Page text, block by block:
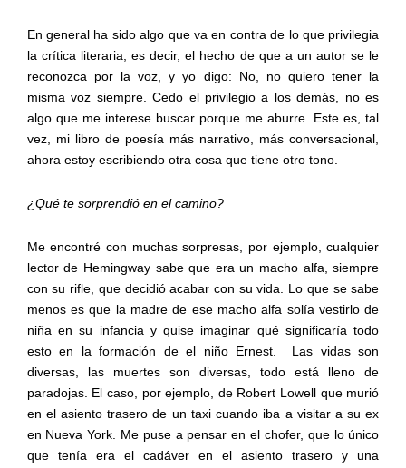
En general ha sido algo que va en contra de lo que privilegia
la crítica literaria, es decir, el hecho de que a un autor se le
reconozca por la voz, y yo digo: No, no quiero tener la
misma voz siempre. Cedo el privilegio a los demás, no es
algo que me interese buscar porque me aburre. Este es, tal
vez, mi libro de poesía más narrativo, más conversacional,
ahora estoy escribiendo otra cosa que tiene otro tono.
¿Qué te sorprendió en el camino?
Me encontré con muchas sorpresas, por ejemplo, cualquier
lector de Hemingway sabe que era un macho alfa, siempre
con su rifle, que decidió acabar con su vida. Lo que se sabe
menos es que la madre de ese macho alfa solía vestirlo de
niña en su infancia y quise imaginar qué significaría todo
esto en la formación de el niño Ernest.
Las vidas son
diversas, las muertes son diversas, todo está lleno de
paradojas. El caso, por ejemplo, de Robert Lowell que murió
en el asiento trasero de un taxi cuando iba a visitar a su ex
en Nueva York. Me puse a pensar en el chofer, que lo único
que tenía era el cadáver en el asiento trasero y una